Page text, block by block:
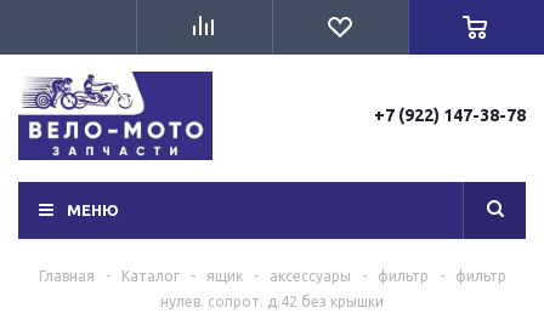
+7 (922) 147-38-78
МЕНЮ
Главная - Каталог - ящик - аксессуары - фильтр -
фильтр
нулев. сопрот. д.42 без крышки